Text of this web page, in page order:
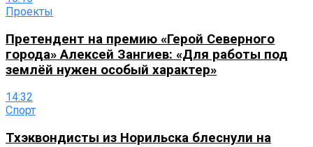
Проекты
Претендент на премию «Герой Северного
города» Алексей Зангиев: «Для работы под
землёй нужен особый характер»
14:32
Спорт
Тхэквондисты из Норильска блеснули на